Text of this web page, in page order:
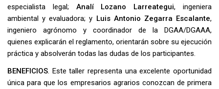
especialista legal; Analí Lozano Larreategui, ingeniera
ambiental y evaluadora; y Luis Antonio Zegarra Escalante,
ingeniero agrónomo y coordinador de la DGAA/DGAAA,
quienes explicarán el reglamento, orientarán sobre su ejecución
práctica y absolverán todas las dudas de los participantes.
BENEFICIOS . Este taller representa una excelente oportunidad
única para que los empresarios agrarios conozcan de primera